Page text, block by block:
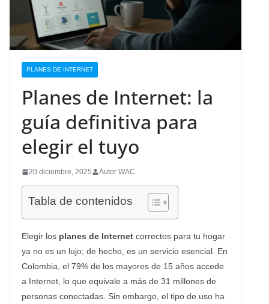
PLANES DE INTERNET
Planes de Internet: la
guía definitiva para
elegir el tuyo
20 diciembre, 2025 Autor WAC
Tabla de contenidos
Elegir los planes de Internet correctos para tu hogar
ya no es un lujo; de hecho, es un servicio esencial. En
Colombia, el 79% de los mayores de 15 años accede
a Internet, lo que equivale a más de 31 millones de
personas conectadas. Sin embargo, el tipo de uso ha